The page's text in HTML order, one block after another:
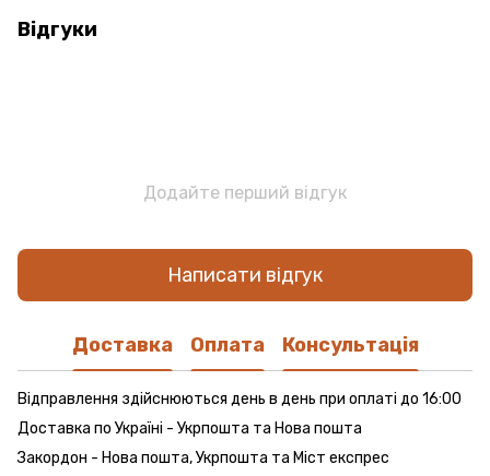
Відгуки
Додайте перший відгук
Написати відгук
Доставка Оплата Консультація
Відправлення здійснюються день в день при оплаті до 16:00
Доставка по Україні - Укрпошта та Нова пошта
Закордон - Нова пошта, Укрпошта та Міст експрес